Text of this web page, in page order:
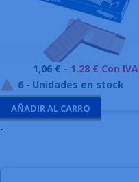
Precio
1,06 € - 1.28 € Con IVA
 6 - Unidades en stock
AÑADIR AL CARRO
-